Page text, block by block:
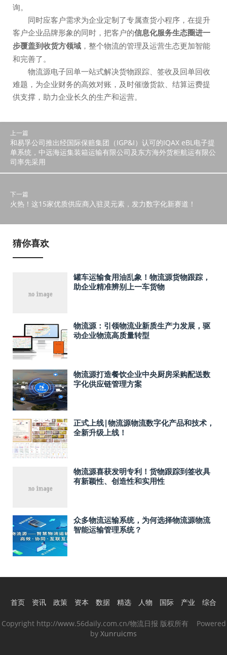
询。
同时应客户需求为企业定制了专属查货小程序，在提升
客户企业品牌形象的同时，把客户的信息化服务生态圈进一
步覆盖到收货方领域 ，整个物流的管理及运营生态更加智能
和完善了。
物流源电子回单一站式解决货物跟踪、签收及回单回收
难题，为企业财务的高效对账，及时催缴货款、结算运费提
供支撑，助力企业长久的生产和运营。
上一篇
和易孚公司推出经国际保赔集团（IGP&I）认可的IQAX eBL电子提
单系统，中远海运集装箱运输有限公司及东方海外货柜航运有限公
司率先采用
下一篇
火热！这15家优质供应商入驻灵元素，发力数字化新赛道！
猜你喜欢
罐车运输食用油乱象！物流源货物跟踪，
助企业精准辨别上一车货物
物流源：引领物流业新质生产力发展，驱
动企业物流高质量转型
物流源打造餐饮企业中央厨房采购配送数
字化供应链管理方案
正式上线|物流源物流数字化产品和技术，
全新升级上线！
物流源喜获发明专利！货物跟踪到签收具
有新颖性、创造性和实用性
众多物流运输系统，为何选择物流源物流
智能运输管理系统？
首页 资讯 政策 资本 数据 精选 人物 国际 产业 综合
Copyright http://www.56daily.com.cn/物流日报 版权所有 Powered
by Xunruicms